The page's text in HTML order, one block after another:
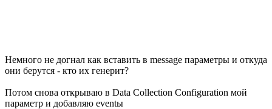
Немного не догнал как вставить в message параметры и откуда
они берутся - кто их генерит?
Потом снова открываю в Data Collection Configuration мой
параметр и добавляю eventы